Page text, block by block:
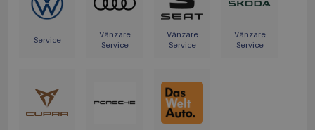
Service
Vânzare
Service
Vânzare
Service
Vânzare
Service